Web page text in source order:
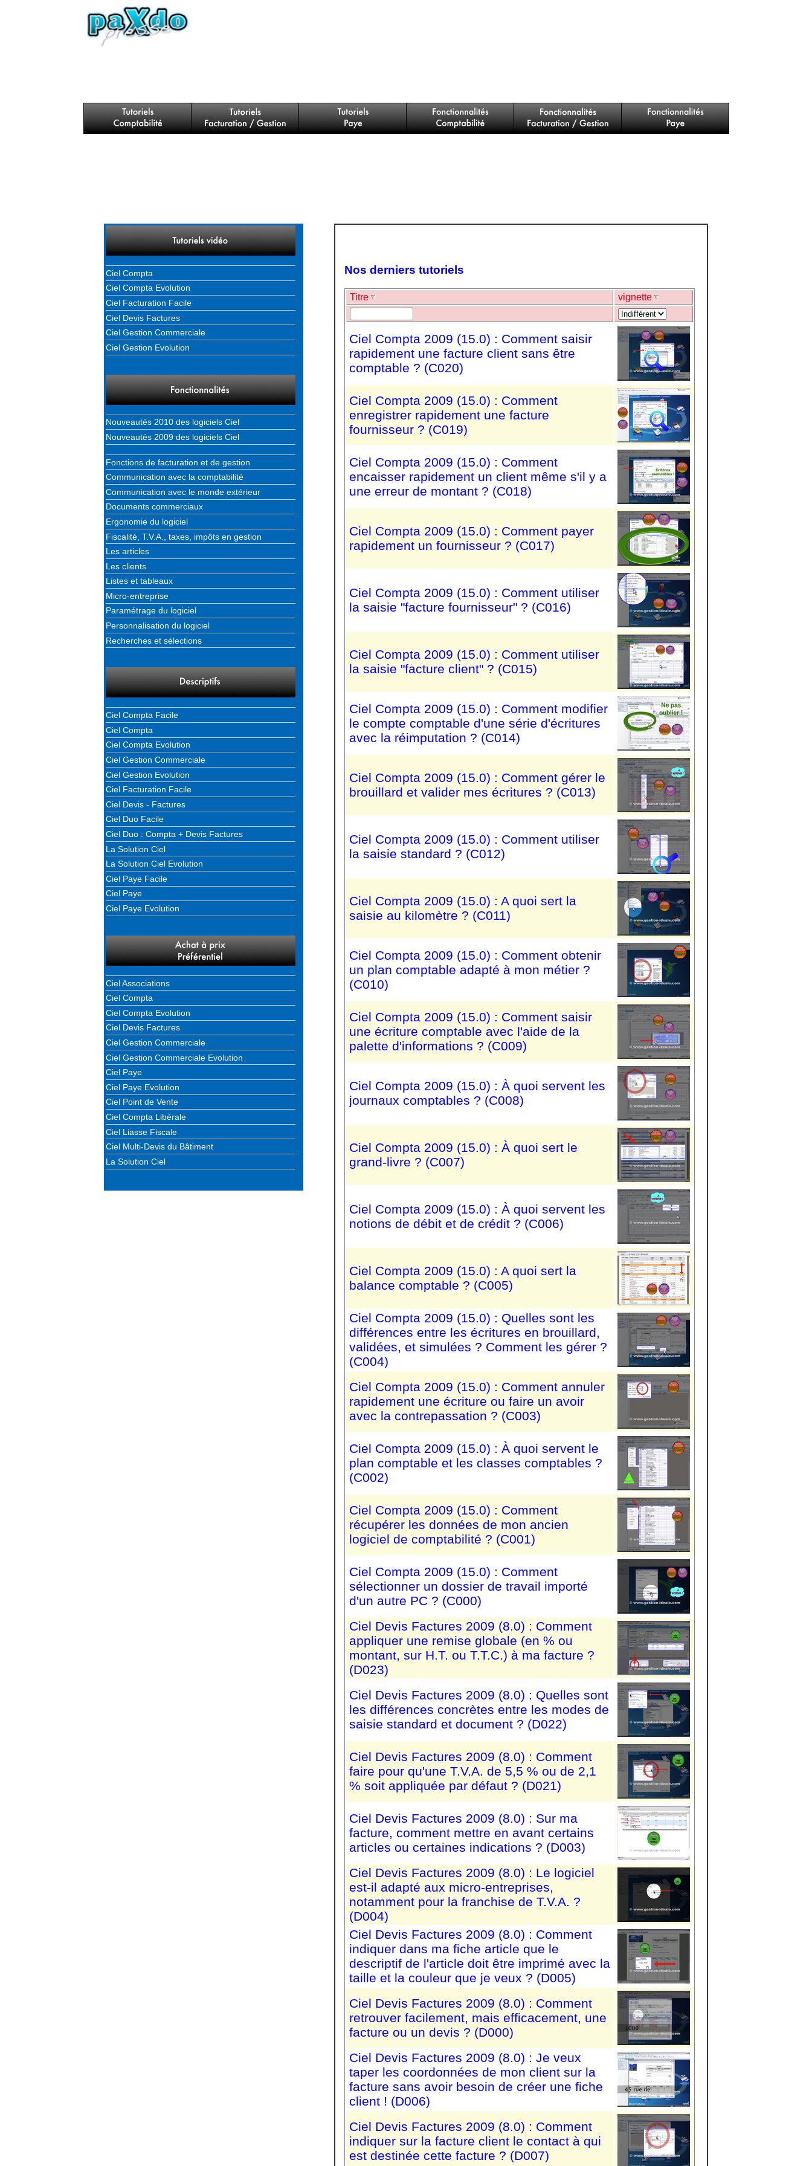
Nos derniers tutoriels
Titre vignette
Ciel Compta 2009 (15.0) : Comment saisir
rapidement une facture client sans être
comptable ? (C020)
Ciel Compta 2009 (15.0) : Comment
enregistrer rapidement une facture
fournisseur ? (C019)
Ciel Compta 2009 (15.0) : Comment
encaisser rapidement un client même s'il y a
une erreur de montant ? (C018)
Ciel Compta 2009 (15.0) : Comment payer
rapidement un fournisseur ? (C017)
Ciel Compta 2009 (15.0) : Comment utiliser
la saisie "facture fournisseur" ? (C016)
Ciel Compta 2009 (15.0) : Comment utiliser
la saisie "facture client" ? (C015)
Ciel Compta 2009 (15.0) : Comment modifier
le compte comptable d'une série d'écritures
avec la réimputation ? (C014)
Ciel Compta 2009 (15.0) : Comment gérer le
brouillard et valider mes écritures ? (C013)
Ciel Compta 2009 (15.0) : Comment utiliser
la saisie standard ? (C012)
Ciel Compta 2009 (15.0) : A quoi sert la
saisie au kilomètre ? (C011)
Ciel Compta 2009 (15.0) : Comment obtenir
un plan comptable adapté à mon métier ?
(C010)
Ciel Compta 2009 (15.0) : Comment saisir
une écriture comptable avec l'aide de la
palette d'informations ? (C009)
Ciel Compta 2009 (15.0) : À quoi servent les
journaux comptables ? (C008)
Ciel Compta 2009 (15.0) : À quoi sert le
grand-livre ? (C007)
Ciel Compta 2009 (15.0) : À quoi servent les
notions de débit et de crédit ? (C006)
Ciel Compta 2009 (15.0) : A quoi sert la
balance comptable ? (C005)
Ciel Compta 2009 (15.0) : Quelles sont les
différences entre les écritures en brouillard,
validées, et simulées ? Comment les gérer ?
(C004)
Ciel Compta 2009 (15.0) : Comment annuler
rapidement une écriture ou faire un avoir
avec la contrepassation ? (C003)
Ciel Compta 2009 (15.0) : À quoi servent le
plan comptable et les classes comptables ?
(C002)
Ciel Compta 2009 (15.0) : Comment
récupérer les données de mon ancien
logiciel de comptabilité ? (C001)
Ciel Compta 2009 (15.0) : Comment
sélectionner un dossier de travail importé
d'un autre PC ? (C000)
Ciel Devis Factures 2009 (8.0) : Comment
appliquer une remise globale (en % ou
montant, sur H.T. ou T.T.C.) à ma facture ?
(D023)
Ciel Devis Factures 2009 (8.0) : Quelles sont
les différences concrètes entre les modes de
saisie standard et document ? (D022)
Ciel Devis Factures 2009 (8.0) : Comment
faire pour qu'une T.V.A. de 5,5 % ou de 2,1
% soit appliquée par défaut ? (D021)
Ciel Devis Factures 2009 (8.0) : Sur ma
facture, comment mettre en avant certains
articles ou certaines indications ? (D003)
Ciel Devis Factures 2009 (8.0) : Le logiciel
est-il adapté aux micro-entreprises,
notamment pour la franchise de T.V.A. ?
(D004)
Ciel Devis Factures 2009 (8.0) : Comment
indiquer dans ma fiche article que le
descriptif de l'article doit être imprimé avec la
taille et la couleur que je veux ? (D005)
Ciel Devis Factures 2009 (8.0) : Comment
retrouver facilement, mais efficacement, une
facture ou un devis ? (D000)
Ciel Devis Factures 2009 (8.0) : Je veux
taper les coordonnées de mon client sur la
facture sans avoir besoin de créer une fiche
client ! (D006)
Ciel Devis Factures 2009 (8.0) : Comment
indiquer sur la facture client le contact à qui
est destinée cette facture ? (D007)
Ciel Compta
Ciel Compta Evolution
Ciel Facturation Facile
Ciel Devis Factures
Ciel Gestion Commerciale
Ciel Gestion Evolution
Nouveautés 2010 des logiciels Ciel
Nouveautés 2009 des logiciels Ciel
Fonctions de facturation et de gestion
Communication avec la comptabilité
Communication avec le monde extérieur
Documents commerciaux
Ergonomie du logiciel
Fiscalité, T.V.A., taxes, impôts en gestion
Les articles
Les clients
Listes et tableaux
Micro-entreprise
Paramétrage du logiciel
Personnalisation du logiciel
Recherches et sélections
Ciel Compta Facile
Ciel Compta
Ciel Compta Evolution
Ciel Gestion Commerciale
Ciel Gestion Evolution
Ciel Facturation Facile
Ciel Devis - Factures
Ciel Duo Facile
Ciel Duo : Compta + Devis Factures
La Solution Ciel
La Solution Ciel Evolution
Ciel Paye Facile
Ciel Paye
Ciel Paye Evolution
Ciel Associations
Ciel Compta
Ciel Compta Evolution
Ciel Devis Factures
Ciel Gestion Commerciale
Ciel Gestion Commerciale Evolution
Ciel Paye
Ciel Paye Evolution
Ciel Point de Vente
Ciel Compta Libérale
Ciel Liasse Fiscale
Ciel Multi-Devis du Bâtiment
La Solution Ciel